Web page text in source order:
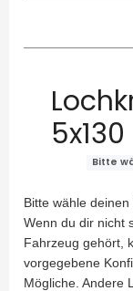
5x130
Bitte
Bitte wähle
Wenn du dir nicht
Fahrzeug gehört,
vorgegebene
Mögliche. Andere